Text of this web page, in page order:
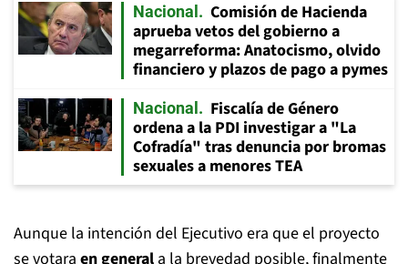
Nacional
Comisión de Hacienda
aprueba vetos del gobierno a
megarreforma: Anatocismo, olvido
financiero y plazos de pago a pymes
Nacional
Fiscalía de Género
ordena a la PDI investigar a "La
Cofradía" tras denuncia por bromas
sexuales a menores TEA
Aunque la intención del Ejecutivo era que el proyecto
se votara en general a la brevedad posible, finalmente